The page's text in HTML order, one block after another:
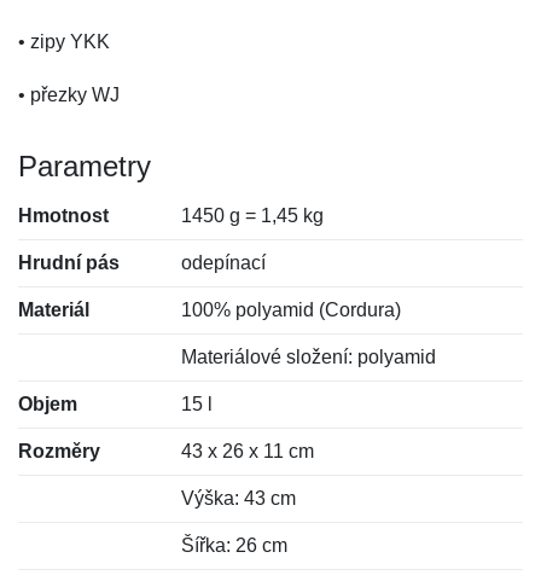
• zipy YKK
• přezky WJ
Parametry
Hmotnost 1450 g = 1,45 kg
Hrudní pás odepínací
Materiál 100% polyamid (Cordura)
Materiálové složení: polyamid
Objem 15 l
Rozměry 43 x 26 x 11 cm
Výška: 43 cm
Šířka: 26 cm